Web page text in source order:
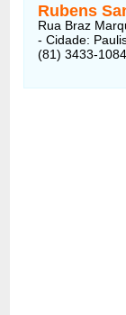
Rubens
Rua Braz
- Cidade:
(81) 3433-1084